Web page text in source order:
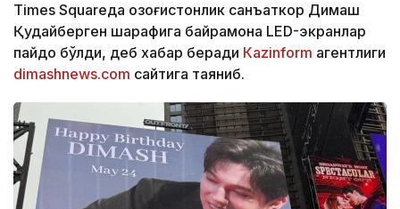
Times Squareда қозоғистонлик санъаткор Димаш
Қудайберген шарафига байрамона LED-экранлар
пайдо бўлди, деб хабар беради Кazinform агентлиги
dimashnews.com сайтига таяниб.